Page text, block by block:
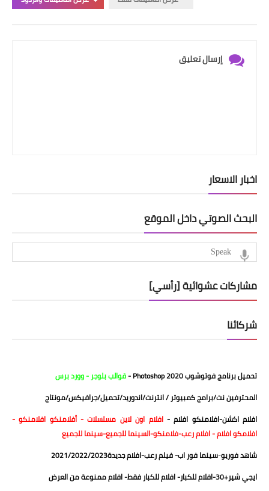
إرسال تعليق
اخبار الاسعار
البحث الصوتي داخل الموقع
مشاركات عشوائية [رأسي]
شركائنا
تحميل برنامج فوتوشوب 2020 Photoshop
-قوالب بلوجر -وورد برس
المحترفين نت/برامج كمبيوتر / انترنت/اندوريد/تحميل/جرافيكس/مونتاج
افلام اكشن-افلامنكو افلام- افلام اون لاين مسلسلات- أفلامنكو افلامنكو-
افلامكوافلام-افلام رعب-فلامنكو-السينما للجميع-سينما للجميع
شاهد فوريو-سينما فور اب-فيلم رعب-افلام جديدة2021/2022/2023
ايجي شير+30
-افلام للكبار-افلام للكبار فقط-افلام ممنوعة من العرض